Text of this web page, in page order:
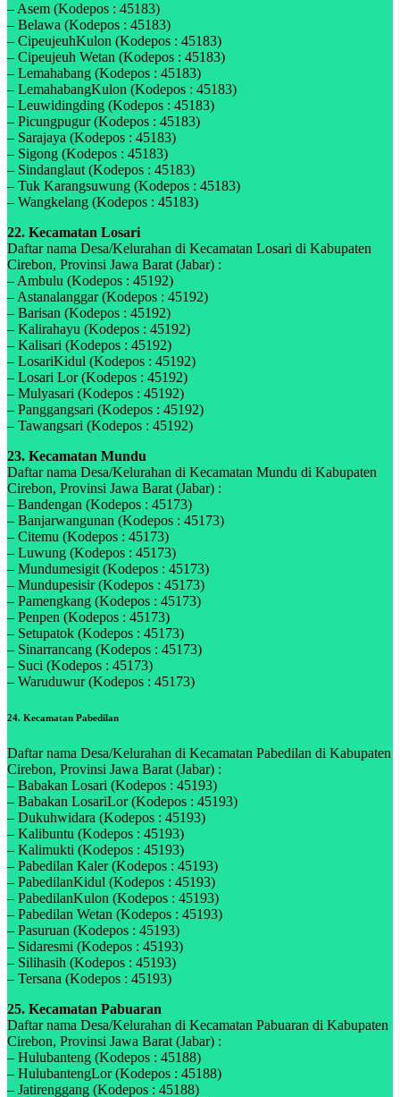
– Asem (Kodepos : 45183)
– Belawa (Kodepos : 45183)
– CipeujeuhKulon (Kodepos : 45183)
– Cipeujeuh Wetan (Kodepos : 45183)
– Lemahabang (Kodepos : 45183)
– LemahabangKulon (Kodepos : 45183)
– Leuwidingding (Kodepos : 45183)
– Picungpugur (Kodepos : 45183)
– Sarajaya (Kodepos : 45183)
– Sigong (Kodepos : 45183)
– Sindanglaut (Kodepos : 45183)
– Tuk Karangsuwung (Kodepos : 45183)
– Wangkelang (Kodepos : 45183)
22. Kecamatan Losari
Daftar nama Desa/Kelurahan di Kecamatan Losari di Kabupaten
Cirebon, Provinsi Jawa Barat (Jabar) :
– Ambulu (Kodepos : 45192)
– Astanalanggar (Kodepos : 45192)
– Barisan (Kodepos : 45192)
– Kalirahayu (Kodepos : 45192)
– Kalisari (Kodepos : 45192)
– LosariKidul (Kodepos : 45192)
– Losari Lor (Kodepos : 45192)
– Mulyasari (Kodepos : 45192)
– Panggangsari (Kodepos : 45192)
– Tawangsari (Kodepos : 45192)
23. Kecamatan Mundu
Daftar nama Desa/Kelurahan di Kecamatan Mundu di Kabupaten
Cirebon, Provinsi Jawa Barat (Jabar) :
– Bandengan (Kodepos : 45173)
– Banjarwangunan (Kodepos : 45173)
– Citemu (Kodepos : 45173)
– Luwung (Kodepos : 45173)
– Mundumesigit (Kodepos : 45173)
– Mundupesisir (Kodepos : 45173)
– Pamengkang (Kodepos : 45173)
– Penpen (Kodepos : 45173)
– Setupatok (Kodepos : 45173)
– Sinarrancang (Kodepos : 45173)
– Suci (Kodepos : 45173)
– Waruduwur (Kodepos : 45173)
24. Kecamatan Pabedilan
Daftar nama Desa/Kelurahan di Kecamatan Pabedilan di Kabupaten
Cirebon, Provinsi Jawa Barat (Jabar) :
– Babakan Losari (Kodepos : 45193)
– Babakan LosariLor (Kodepos : 45193)
– Dukuhwidara (Kodepos : 45193)
– Kalibuntu (Kodepos : 45193)
– Kalimukti (Kodepos : 45193)
– Pabedilan Kaler (Kodepos : 45193)
– PabedilanKidul (Kodepos : 45193)
– PabedilanKulon (Kodepos : 45193)
– Pabedilan Wetan (Kodepos : 45193)
– Pasuruan (Kodepos : 45193)
– Sidaresmi (Kodepos : 45193)
– Silihasih (Kodepos : 45193)
– Tersana (Kodepos : 45193)
25. Kecamatan Pabuaran
Daftar nama Desa/Kelurahan di Kecamatan Pabuaran di Kabupaten
Cirebon, Provinsi Jawa Barat (Jabar) :
– Hulubanteng (Kodepos : 45188)
– HulubantengLor (Kodepos : 45188)
– Jatirenggang (Kodepos : 45188)